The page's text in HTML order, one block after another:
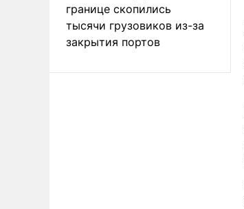
границе скопились
тысячи грузовиков из-за
закрытия портов